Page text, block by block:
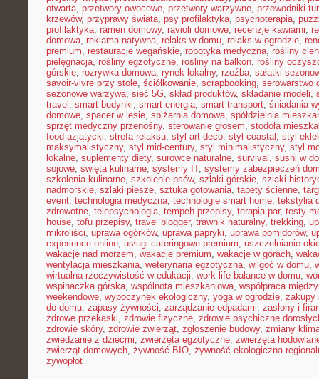
otwarta, przetwory owocowe, przetwory warzywne, przewodniki
krzewów, przyprawy świata, psy profilaktyka, psychoterapia,
profilaktyka, ramen domowy, ravioli domowe, recenzje kawiarni,
domowa, reklama natywna, relaks w domu, relaks w ogrodzie,
premium, restauracje wegańskie, robotyka medyczna, rośliny
pielęgnacja, rośliny egzotyczne, rośliny na balkon, rośliny
górskie, rozrywka domowa, rynek lokalny, rzeźba, sałatki
savoir-vivre przy stole, ściółkowanie, scrapbooking, serowarstwo
sezonowe warzywa, sieć 5G, skład produktów, składanie modeli,
travel , smart budynki, smart energia, smart transport, śniadania
domowe, spacer w lesie, spiżarnia domowa, spółdzielnia
sprzęt medyczny przenośny, sterowanie głosem, stodoła
food azjatycki, strefa relaksu, styl art deco, styl coastal , styl
maksymalistyczny, styl mid-century, styl minimalistyczny, styl
lokalne, suplementy diety, surowce naturalne, survival , sushi w
sojowe, święta kulinarne, systemy IT, systemy zabezpieczeń
szkolenia kulinarne, szkolenie psów, szlaki górskie, szlaki
nadmorskie, szlaki piesze, sztuka gotowania, tapety ścienne,
event, technologia medyczna, technologie smart home, tekstylia
zdrowotne, telepsychologia, tempeh przepisy, terapia par, testy
house, tofu przepisy, travel blogger, trawnik naturalny, trekking,
mikroliści, uprawa ogórków, uprawa papryki, uprawa pomidorów,
experience online, usługi cateringowe premium, uszczelnianie
wakacje nad morzem, wakacje premium, wakacje w górach,
wentylacja mieszkania, weterynaria egzotyczna, wilgoć w domu,
wirtualna rzeczywistość w edukacji, work-life balance w domu,
wspinaczka górska, wspólnota mieszkaniowa, współpraca
weekendowe, wypoczynek ekologiczny, yoga w ogrodzie, zakupy
do domu, zapasy żywności, zarządzanie odpadami, zasłony i
zdrowe przekąski, zdrowie fizyczne, zdrowie psychiczne
zdrowie skóry, zdrowie zwierząt, zgłoszenie budowy, zmiany
zwiedzanie z dziećmi, zwierzęta egzotyczne, zwierzęta
zwierząt domowych, żywność BIO, żywność ekologiczna
żywopłot